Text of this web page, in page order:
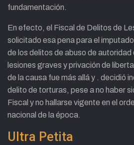
fundamentación.
En efecto, el Fiscal de Delitos de
solicitado esa pena para el
de los delitos de abuso de
lesiones graves y privación de
de la causa fue más allá y . decidió
delito de torturas, pese a no haber
Fiscal y no hallarse vigente en el
nacional de la época.
Ultra Petita